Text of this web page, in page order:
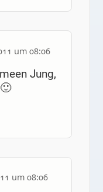
um 08:06
Jung,
um 08:06